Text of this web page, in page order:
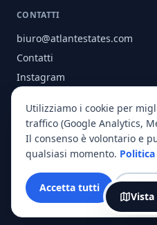
CONTATTI
biuro@atlantestates.com
Contatti
Instagram
Chi siamo
© 2026 Atlant Estates. Tutti i diritti
Utilizziamo i cookie per
traffico (Google Analytics,
Il consenso è volontario e
qualsiasi momento.
Accetta tutti Solo